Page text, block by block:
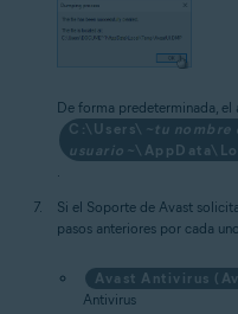
De forma predeterminada, el
C:\Users\ ~tu nombre
usuario~
Si el Soporte de Avast
pasos anteriores por cada
Avast Antivirus
Antivirus